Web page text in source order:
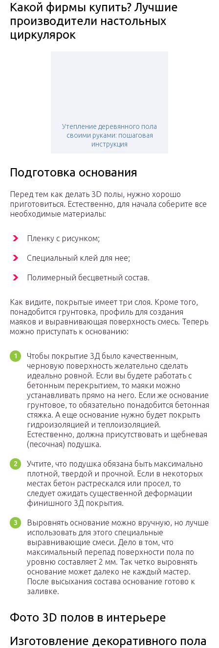
Какой фирмы купить? Лучшие
производители настольных
циркулярок
Утепление деревянного пола
своими руками: пошаговая
инструкция
Подготовка основания
Перед тем как делать 3D полы, нужно хорошо
приготовиться. Естественно, для начала соберите все
необходимые материалы:
Пленку с рисунком;
Специальный клей для нее;
Полимерный бесцветный состав.
Как видите, покрытые имеет три слоя. Кроме того,
понадобится грунтовка, профиль для создания
маяков и выравнивающая поверхность смесь. Теперь
можно приступать к основанию:
Чтобы покрытие 3Д было качественным,
черновую поверхность желательно сделать
идеально ровной. Если вы будете работать с
бетонным перекрытием, то маяки можно
устанавливать прямо на него. Если же основание
грунтовое, то обязательно понадобится бетонная
стяжка. А еще основание нужно будет покрыть
гидроизоляцией и теплоизоляцией.
Естественно, должна присутствовать и щебневая
(песочная) подушка.
Учтите, что подушка обязана быть максимально
плотной, твердой и прочной. Если в некоторых
местах бетон растрескался или просел, то
следует ожидать существенной деформации
финишного 3Д покрытия.
Выровнять основание можно вручную, но лучше
использовать для этого специальные
выравнивающие смеси. Дело в том, что
максимальный перепад поверхности пола по
уровню составляет 2 мм. Так четко выровнять
основание может далеко не каждый мастер.
После высыхания состава основание готово к
заливке.
Фото 3D полов в интерьере
Изготовление декоративного пола